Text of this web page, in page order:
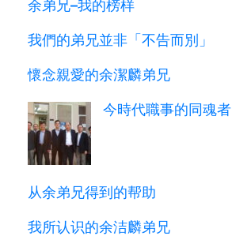
余弟兄–我的榜样
我們的弟兄並非「不告而別」
懷念親愛的余潔麟弟兄
今時代職事的同魂者
从余弟兄得到的帮助
我所认识的余洁麟弟兄